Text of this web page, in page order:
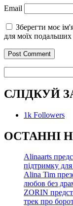
Email
Зберегти моє
для моїх подальших
СЛІДКУЙ
1k Followers
ОСТАННІ
Alinaarts
підтримку
Alina Tim
любов без
ZORIN
трек про